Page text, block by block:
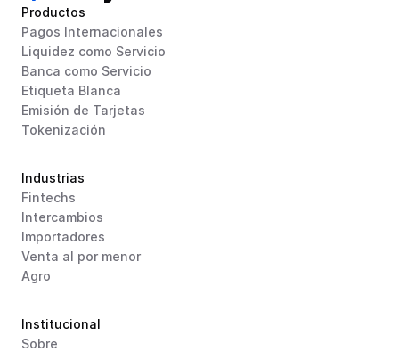
Productos
Pagos Internacionales
Liquidez como Servicio
Banca como Servicio
Etiqueta Blanca
Emisión de Tarjetas
Tokenización
Industrias
Fintechs
Intercambios
Importadores
Venta al por menor
Agro
Institucional
Sobre